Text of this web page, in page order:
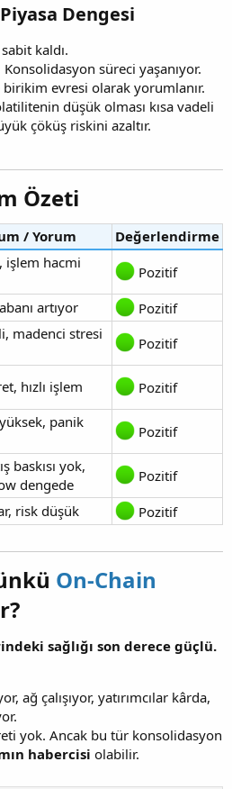
Dengesi
kaldı.
süreci yaşanıyor.
evresi olarak yorumlanır.
düşük olması kısa vadeli
çöküş riskini azaltır.
Özeti​
/ Yorum
Değerlendirme
işlem hacmi
Pozitif
artıyor
Pozitif
madenci stresi
Pozitif
hızlı işlem
Pozitif
panik
Pozitif
baskısı yok,
dengede
Pozitif
risk düşük Pozitif
On-Chain
sağlığı son derece güçlü.
ağ çalışıyor, yatırımcılar kârda,
yok. Ancak bu tür konsolidasyon
habercisi olabilir.